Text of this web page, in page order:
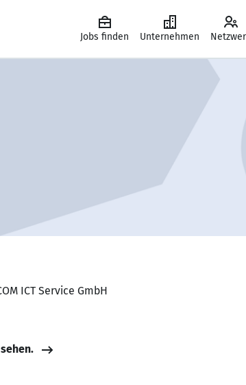
Jobs finden Unternehmen
ICT Service GmbH